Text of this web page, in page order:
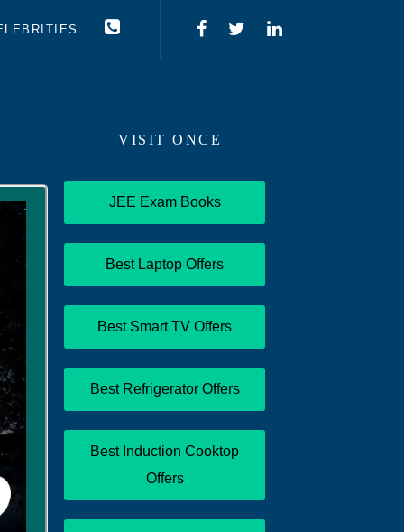
VISIT ONCE
JEE Exam Books
Best Laptop Offers
Best Smart TV Offers
Best Refrigerator Offers
Best Induction Cooktop
Offers